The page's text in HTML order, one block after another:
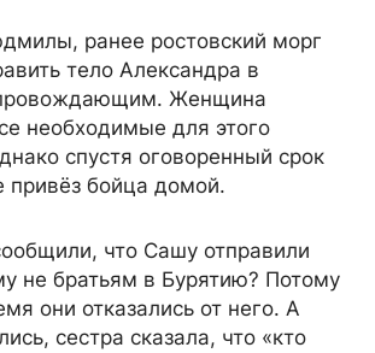
ранее ростовский морг
тело Александра в
Женщина
необходимые для этого
спустя оговоренный срок
привёз бойца домой.
что Сашу отправили
не братьям в Бурятию? Потому
они отказались от него. А
сестра сказала, что «кто